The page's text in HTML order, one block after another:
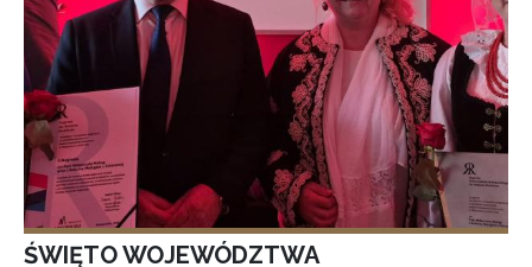
ŚWIĘTO WOJEWÓDZTWA